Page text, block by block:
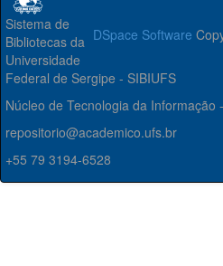
DSpace Software
Sistema de
Bibliotecas da
Universidade
Federal de Sergipe - SIBIUFS
Núcleo de Tecnologia da Informação
repositorio@academico.ufs.br
+55 79 3194-6528